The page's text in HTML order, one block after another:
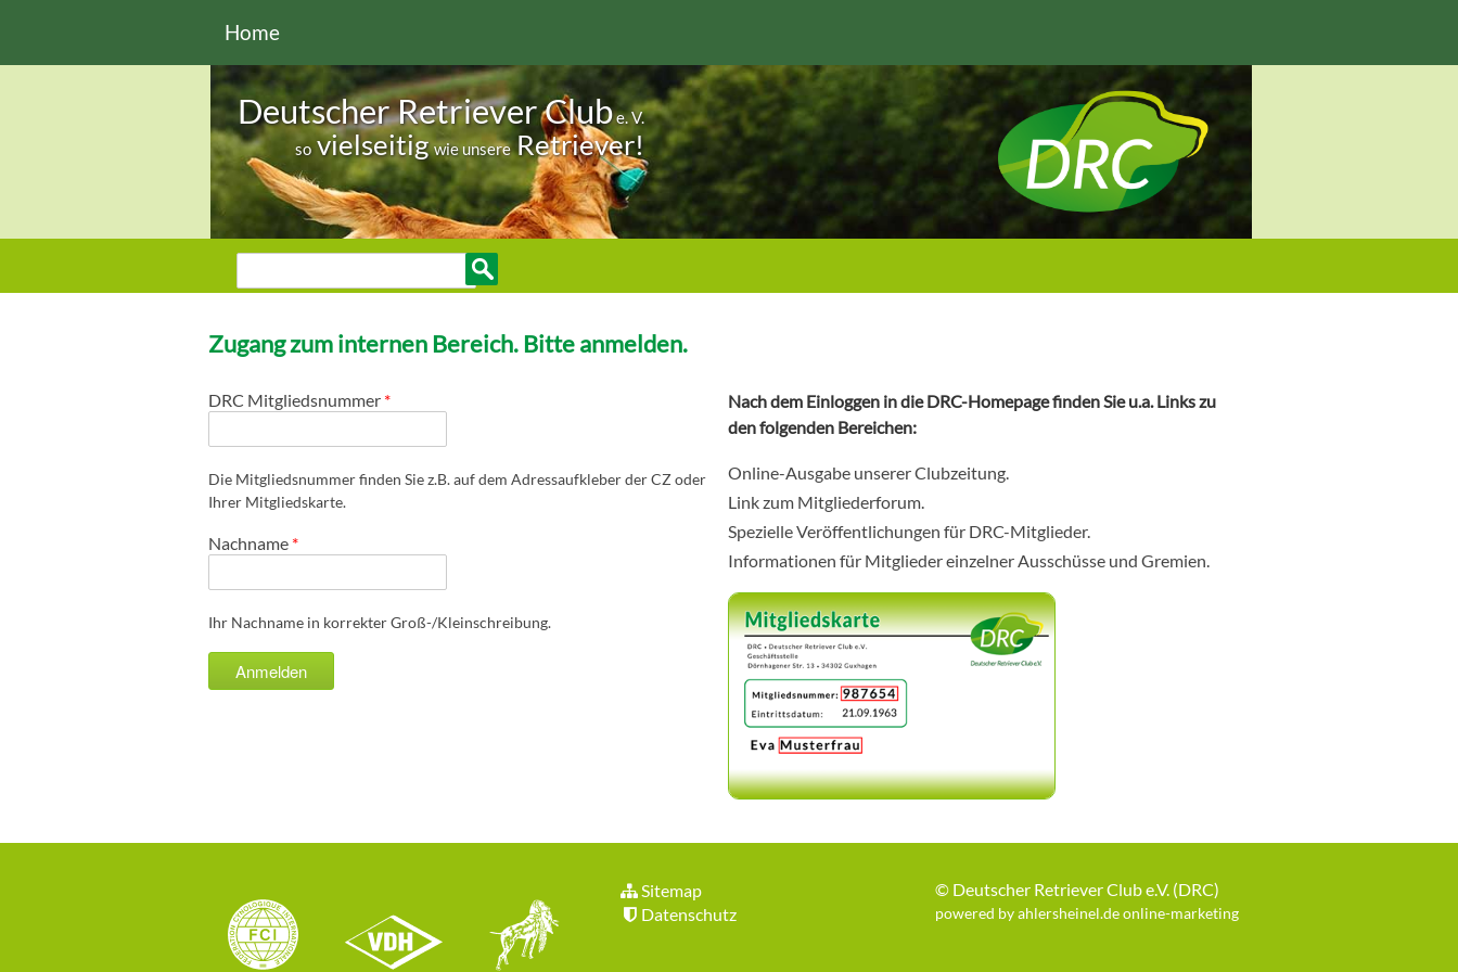
Home
Deutscher Retriever Clube. V.
sovielseitigwie unsereRetriever!
Sie sind hier
Zugang zum internen Bereich. Bitte anmelden.
DRC Mitgliedsnummer *
Die Mitgliedsnummer finden Sie z.B. auf dem Adressaufkleber der CZ oder
Ihrer Mitgliedskarte.
Nachname *
Ihr Nachname in korrekter Groß-/Kleinschreibung.
Nach dem Einloggen in die DRC-Homepage finden Sie u.a. Links zu
den folgenden Bereichen:
Online-Ausgabe unserer Clubzeitung.
Link zum Mitgliederforum.
Spezielle Veröffentlichungen für DRC-Mitglieder.
Informationen für Mitglieder einzelner Ausschüsse und Gremien.
Sitemap
Datenschutz
© Deutscher Retriever Club e.V. (DRC)
powered by ahlersheinel.de online-marketing